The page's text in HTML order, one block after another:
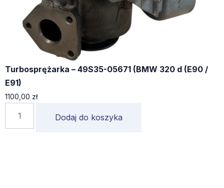
Turbosprężarka – 49S35-05671 (BMW 320 d (E90 /
E91)
1100,00 zł
Dodaj do koszyka